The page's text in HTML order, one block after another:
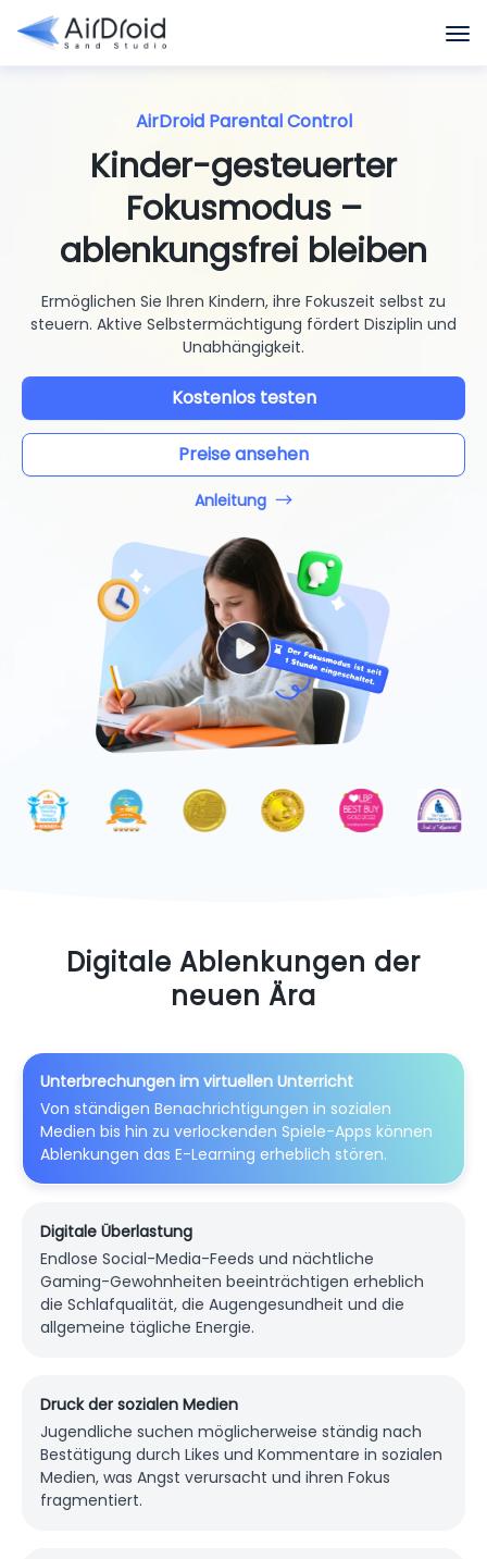
AirDroid Parental Control
Kinder-gesteuerter
Fokusmodus –
ablenkungsfrei bleiben
Ermöglichen Sie Ihren Kindern, ihre Fokuszeit selbst zu
steuern. Aktive Selbstermächtigung fördert Disziplin und
Unabhängigkeit.
Kostenlos testen
Preise ansehen
Anleitung
Digitale Ablenkungen der
neuen Ära
Unterbrechungen im virtuellen Unterricht
Von ständigen Benachrichtigungen in sozialen
Medien bis hin zu verlockenden Spiele-Apps können
Ablenkungen das E-Learning erheblich stören.
Digitale Überlastung
Endlose Social-Media-Feeds und nächtliche
Gaming-Gewohnheiten beeinträchtigen erheblich
die Schlafqualität, die Augengesundheit und die
allgemeine tägliche Energie.
Druck der sozialen Medien
Jugendliche suchen möglicherweise ständig nach
Bestätigung durch Likes und Kommentare in sozialen
Medien, was Angst verursacht und ihren Fokus
fragmentiert.